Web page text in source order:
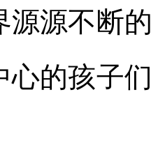
源源不断
心的孩子